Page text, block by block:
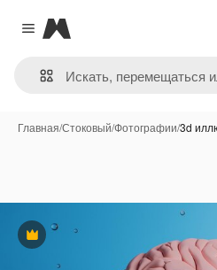
Close menu
Magnific
Главная/Стоковый/Фотографии/3d
Премиум